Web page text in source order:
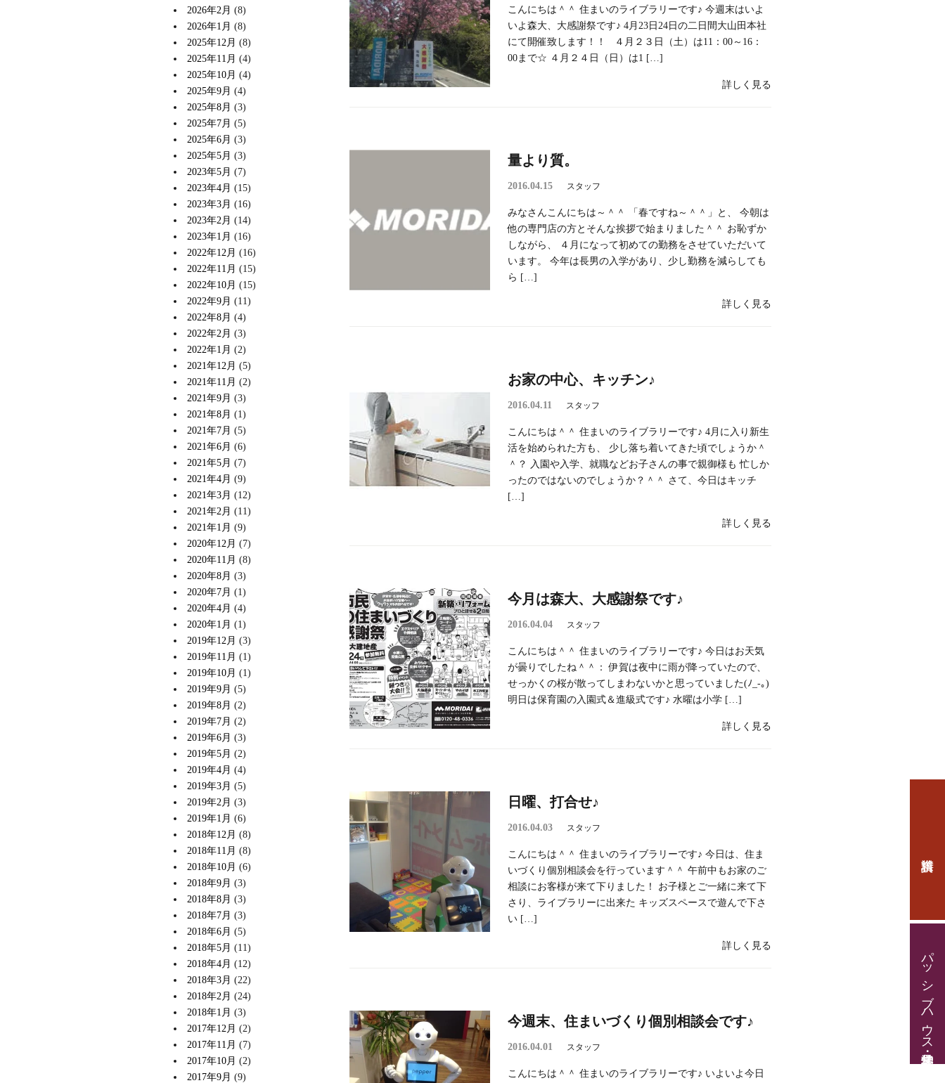
パッシブハウス見学・住宅相談
こんにちは＾＾ 住まいのライブラリーです♪ 今週末はいよ
いよ森大、大感謝祭です♪ 4月23日24日の二日間大山田本社
にて開催致します！！ ４月２３日（土）は11：00～16：
00まで☆ ４月２４日（日）は1 […]
詳しく見る
量より質。
2016.04.15 スタッフ
みなさんこんにちは～＾＾ 「春ですね～＾＾」と、 今朝は
他の専門店の方とそんな挨拶で始まりました＾＾ お恥ずか
しながら、 ４月になって初めての勤務をさせていただいて
います。 今年は長男の入学があり、少し勤務を減らしても
ら […]
詳しく見る
お家の中心、キッチン♪
2016.04.11 スタッフ
こんにちは＾＾ 住まいのライブラリーです♪ 4月に入り新生
活を始められた方も、 少し落ち着いてきた頃でしょうか＾
＾？ 入園や入学、就職などお子さんの事で親御様も 忙しか
ったのではないのでしょうか？＾＾ さて、今日はキッチ
[…]
詳しく見る
今月は森大、大感謝祭です♪
2016.04.04 スタッフ
こんにちは＾＾ 住まいのライブラリーです♪ 今日はお天気
が曇りでしたね＾＾： 伊賀は夜中に雨が降っていたので、
せっかくの桜が散ってしまわないかと思っていました(ﾉ_-｡)
明日は保育園の入園式＆進級式です♪ 水曜は小学 […]
詳しく見る
日曜、打合せ♪
2016.04.03 スタッフ
こんにちは＾＾ 住まいのライブラリーです♪ 今日は、住ま
いづくり個別相談会を行っています＾＾ 午前中もお家のご
相談にお客様が来て下りました！ お子様とご一緒に来て下
さり、ライブラリーに出来た キッズスペースで遊んで下さ
い […]
詳しく見る
今週末、住まいづくり個別相談会です♪
2016.04.01 スタッフ
こんにちは＾＾ 住まいのライブラリーです♪ いよいよ今日
2026年2月 (8)
2026年1月 (8)
2025年12月 (8)
2025年11月 (4)
2025年10月 (4)
2025年9月 (4)
2025年8月 (3)
2025年7月 (5)
2025年6月 (3)
2025年5月 (3)
2023年5月 (7)
2023年4月 (15)
2023年3月 (16)
2023年2月 (14)
2023年1月 (16)
2022年12月 (16)
2022年11月 (15)
2022年10月 (15)
2022年9月 (11)
2022年8月 (4)
2022年2月 (3)
2022年1月 (2)
2021年12月 (5)
2021年11月 (2)
2021年9月 (3)
2021年8月 (1)
2021年7月 (5)
2021年6月 (6)
2021年5月 (7)
2021年4月 (9)
2021年3月 (12)
2021年2月 (11)
2021年1月 (9)
2020年12月 (7)
2020年11月 (8)
2020年8月 (3)
2020年7月 (1)
2020年4月 (4)
2020年1月 (1)
2019年12月 (3)
2019年11月 (1)
2019年10月 (1)
2019年9月 (5)
2019年8月 (2)
2019年7月 (2)
2019年6月 (3)
2019年5月 (2)
2019年4月 (4)
2019年3月 (5)
2019年2月 (3)
2019年1月 (6)
2018年12月 (8)
2018年11月 (8)
2018年10月 (6)
2018年9月 (3)
2018年8月 (3)
2018年7月 (3)
2018年6月 (5)
2018年5月 (11)
2018年4月 (12)
2018年3月 (22)
2018年2月 (24)
2018年1月 (3)
2017年12月 (2)
2017年11月 (7)
2017年10月 (2)
2017年9月 (9)